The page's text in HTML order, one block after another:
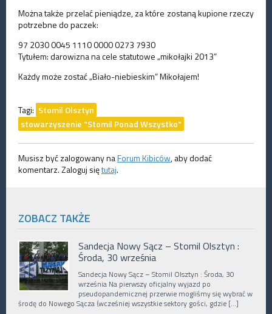
Można także przelać pieniądze, za które zostaną kupione rzeczy
potrzebne do paczek:
97 2030 0045 1110 0000 0273 7930
Tytułem: darowizna na cele statutowe „mikołajki 2013”
Każdy może zostać „Biało-niebieskim” Mikołajem!
Tagi: Stomil Olsztyn
stowarzyszenie "Stomil Ponad Wszystko"
Musisz być zalogowany naForum Kibiców, aby dodać
komentarz. Zaloguj siętutaj.
ZOBACZ TAKŻE
Sandecja Nowy Sącz – Stomil Olsztyn :
Środa, 30 września
Sandecja Nowy Sącz – Stomil Olsztyn : Środa, 30
września Na pierwszy oficjalny wyjazd po
pseudopandemicznej przerwie mogliśmy się wybrać w
środę do Nowego Sącza (wcześniej wszystkie sektory gości, gdzie […]